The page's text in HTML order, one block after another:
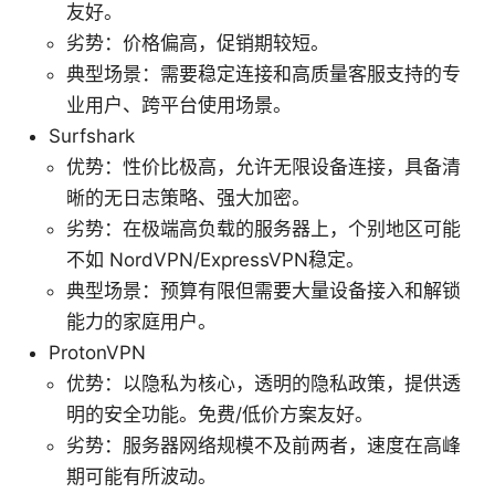
友好。
劣势：价格偏高，促销期较短。
典型场景：需要稳定连接和高质量客服支持的专
业用户、跨平台使用场景。
Surfshark
优势：性价比极高，允许无限设备连接，具备清
晰的无日志策略、强大加密。
劣势：在极端高负载的服务器上，个别地区可能
不如 NordVPN/ExpressVPN稳定。
典型场景：预算有限但需要大量设备接入和解锁
能力的家庭用户。
ProtonVPN
优势：以隐私为核心，透明的隐私政策，提供透
明的安全功能。免费/低价方案友好。
劣势：服务器网络规模不及前两者，速度在高峰
期可能有所波动。